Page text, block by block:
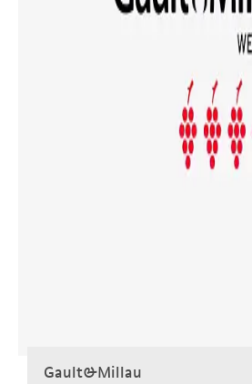
Gault&Millau